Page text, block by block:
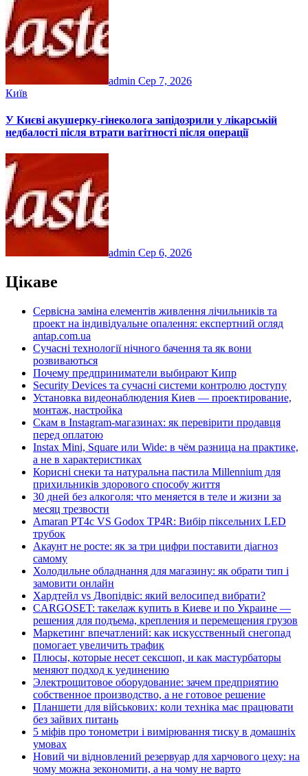
admin Сер 7, 2026
Київ
У Києві акушерку-гінеколога запідозрили у лікарській
недбалості після втрати вагітності після операції
admin Сер 6, 2026
Цікаве
Сервісна заміна елементів живлення лічильників та
проект на індивідуальне опалення: експертний огляд
antap.com.ua
Сучасні технології нічного бачення та як вони
розвиваються
Почему предприниматели выбирают Кипр
Security Devices та сучасні системи контролю доступу
Установка видеонаблюдения Киев — проектирование,
монтаж, настройка
Скам в Instagram-магазинах: як перевірити продавця
перед оплатою
Instax Mini, Square или Wide: в чём разница на практике,
а не в характеристиках
Корисні снеки та натуральна пастила Millennium для
прихильників здорового способу життя
30 дней без алкоголя: что меняется в теле и жизни за
месяц трезвости
Amaran PT4c VS Godox TP4R: Вибір піксельних LED
трубок
Акаунт не росте: як за три цифри поставити діагноз
самому
Холодильне обладнання для магазину: як обрати тип і
замовити онлайн
Хардтейл vs Двопідвіс: який велосипед вибрати?
CARGOSET: такелаж купить в Киеве и по Украине —
решения для подъема, крепления и перемещения грузов
Маркетинг впечатлений: как искусственный снегопад
помогает увеличить трафик
Плюсы, которые несет сексшоп, и как мастурбаторы
меняют подход к уединению
Электрощитовое оборудование: зачем предприятию
собственное производство, а не готовое решение
Планшети для військових: коли техніка має працювати
без зайвих питань
5 міфів про тонометри і вимірювання тиску в домашніх
умовах
Новий чи відновлений резервуар для харчового цеху: на
чому можна зекономити, а на чому не варто